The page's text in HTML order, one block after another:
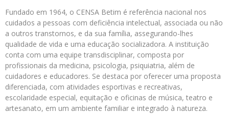
Fundado em 1964, o CENSA Betim é referência nacional nos
cuidados a pessoas com deficiência intelectual, associada ou não
a outros transtornos, e da sua família, assegurando-lhes
qualidade de vida e uma educação socializadora. A instituição
conta com uma equipe transdisciplinar, composta por
profissionais da medicina, psicologia, psiquiatria, além de
cuidadores e educadores. Se destaca por oferecer uma proposta
diferenciada, com atividades esportivas e recreativas,
escolaridade especial, equitação e oficinas de música, teatro e
artesanato, em um ambiente familiar e integrado à natureza.